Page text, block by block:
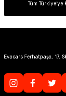
Tüm Türkiye’ye
Evacars Ferhatpaşa, 17.